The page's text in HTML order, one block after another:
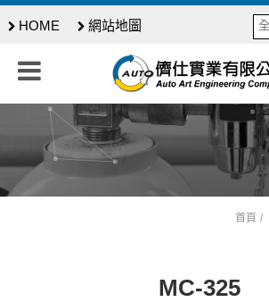
HOME 網站地圖
首頁
MC-325